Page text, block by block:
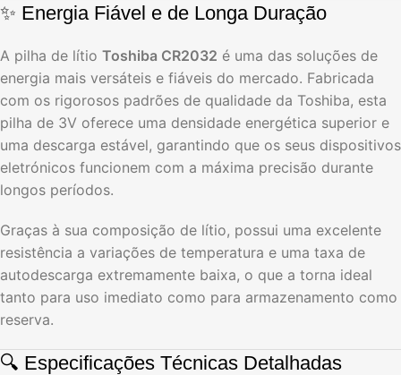
✨ Energia Fiável e de Longa Duração
A pilha de lítio Toshiba CR2032 é uma das soluções de
energia mais versáteis e fiáveis do mercado. Fabricada
com os rigorosos padrões de qualidade da Toshiba, esta
pilha de 3V oferece uma densidade energética superior e
uma descarga estável, garantindo que os seus dispositivos
eletrónicos funcionem com a máxima precisão durante
longos períodos.
Graças à sua composição de lítio, possui uma excelente
resistência a variações de temperatura e uma taxa de
autodescarga extremamente baixa, o que a torna ideal
tanto para uso imediato como para armazenamento como
reserva.
🔍 Especificações Técnicas Detalhadas